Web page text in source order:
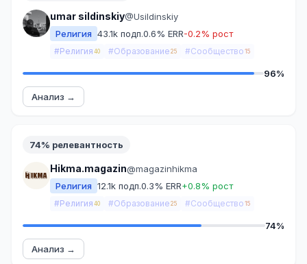
umar sildinskiy@Usildinskiy
Религия 43.1k подп.0.6% ERR-0.2% рост
#Религия 40 #Образование 25 #Сообщество 15
96%
Анализ →
74% релевантность
Hikma.magazin@magazinhikma
Религия 12.1k подп.0.3% ERR+0.8% рост
#Религия 40 #Образование 25 #Сообщество 15
74%
Анализ →